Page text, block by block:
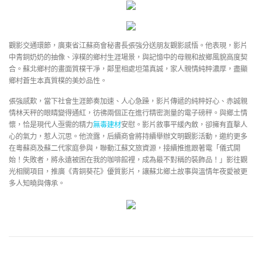
觀影交通環節，廣東省江蘇商會秘書長張強分送朋友觀影感悟。他表現，影片
中青銅奶奶的抽像、淳樸的鄉村生涯場景，與記憶中的母親和故鄉風貌高度契
合。蘇北鄉村的畫面質樸干凈，鄰里相處坦蕩真誠，家人親情純粹濃厚，盡顯
鄉村蒼生本真質樸的美妙品性。
張強感歎，當下社會生涯節奏加速、人心急躁，影片傳遞的純粹好心、赤誠親
情林天秤的眼睛變得通紅，彷彿兩個正在進行精密測量的電子磅秤。與鄉土情
懷，恰是現代人亟需的精力無毒建材安慰。影片敘事平緩內斂，卻擁有直擊人
心的氣力，惹人沉思。他流露，后續商會將持續舉辦文明觀影活動，邀約更多
在粵蘇商及蘇二代家庭參與，聯動江蘇文旅資源，接續推進跟著電「儀式開
始！失敗者，將永遠被困在我的咖啡館裡，成為最不對稱的裝飾品！」影往觀
光相關項目，推廣《青銅葵花》優質影片，讓蘇北鄉土故事與溫情年夜愛被更
多人知曉與傳承。